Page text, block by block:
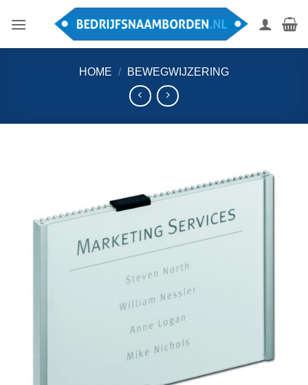
naar
HOME / BEWEGWIJZERING